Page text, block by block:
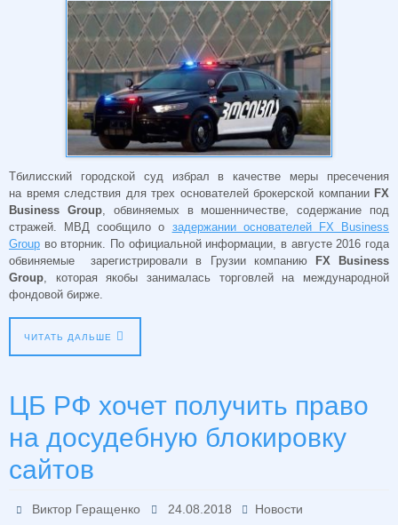
Тбилисский городской суд избрал в качестве меры пресечения
на время следствия для трех основателей брокерской компании FX
Business Group, обвиняемых в мошенничестве, содержание под
стражей. МВД сообщило о задержании основателей FX Business
Group во вторник. По официальной информации, в августе 2016 года
обвиняемые зарегистрировали в Грузии компанию
FX Business
Group, которая якобы занималась торговлей на международной
фондовой бирже.
ЧИТАТЬ ДАЛЬШЕ
ЦБ РФ хочет получить право
на досудебную блокировку
сайтов
Виктор Геращенко 24.08.2018
Новости